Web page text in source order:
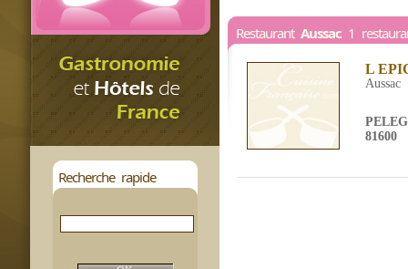
Recherche rapide
Restaurant Aussac 1
L
Aussac
81600